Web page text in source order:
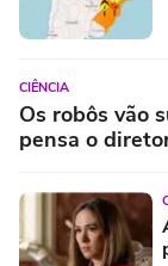
CIÊNCIA
Os robôs vão
pensa o